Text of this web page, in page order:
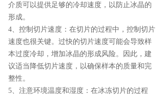
介质可以提供足够的冷却速度，以防止冰晶的
形成。
4、控制切片速度：在切片的过程中，控制切片
速度也很关键。过快的切片速度可能会导致样
本过度冷却，增加冰晶的形成风险。因此，建
议适当降低切片速度，以确保样本的质量和完
整性。
5、注意环境温度和湿度：在冰冻切片的过程